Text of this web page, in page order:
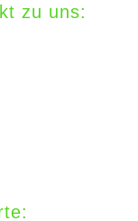
zu uns: